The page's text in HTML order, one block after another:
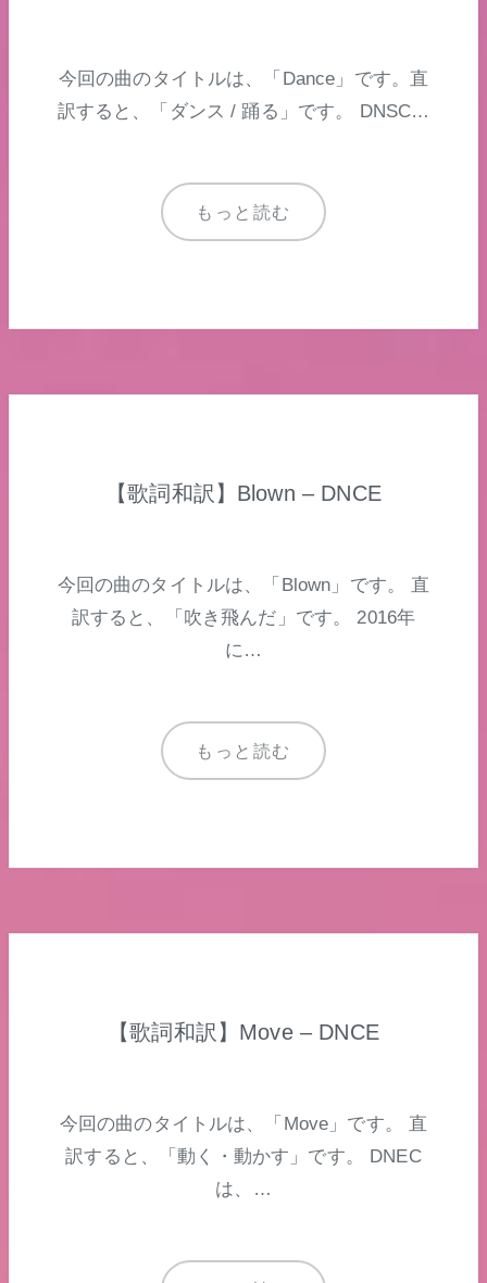
今回の曲のタイトルは、「Dance」です。直
訳すると、「ダンス / 踊る」です。 DNSC…
もっと読む
【歌詞和訳】Blown – DNCE
今回の曲のタイトルは、「Blown」です。 直
訳すると、「吹き飛んだ」です。 2016年
に…
もっと読む
【歌詞和訳】Move – DNCE
今回の曲のタイトルは、「Move」です。 直
訳すると、「動く・動かす」です。 DNEC
は、…